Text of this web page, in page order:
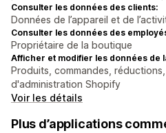
Consulter les données des clients:
Données de l’appareil et de
Consulter les données des
Propriétaire de la boutique
Afficher et modifier les données de
Produits, commandes,
d'administration Shopify
Voir les détails
Plus d’applications